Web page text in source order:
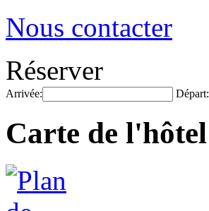
Nous contacter
Réserver
Arrivée: Départ:
Carte de l'hôtel